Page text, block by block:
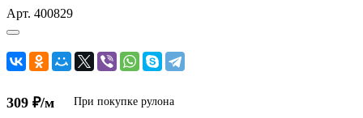
Арт. 400829
309 ₽/м При покупке рулона